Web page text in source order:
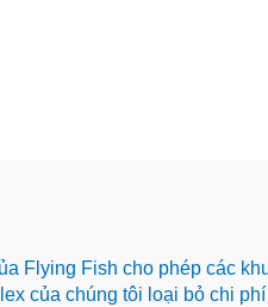
Flying Fish cho phép các
của chúng tôi loại bỏ chi